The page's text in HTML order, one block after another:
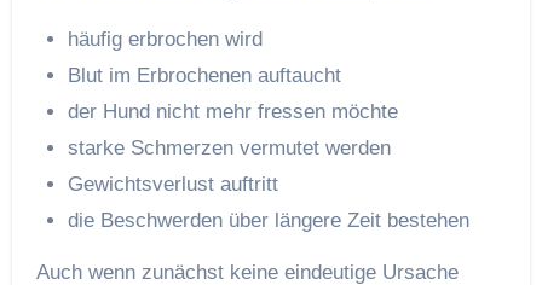
häufig erbrochen wird
Blut im Erbrochenen auftaucht
der Hund nicht mehr fressen möchte
starke Schmerzen vermutet werden
Gewichtsverlust auftritt
die Beschwerden über längere Zeit bestehen
Auch wenn zunächst keine eindeutige Ursache